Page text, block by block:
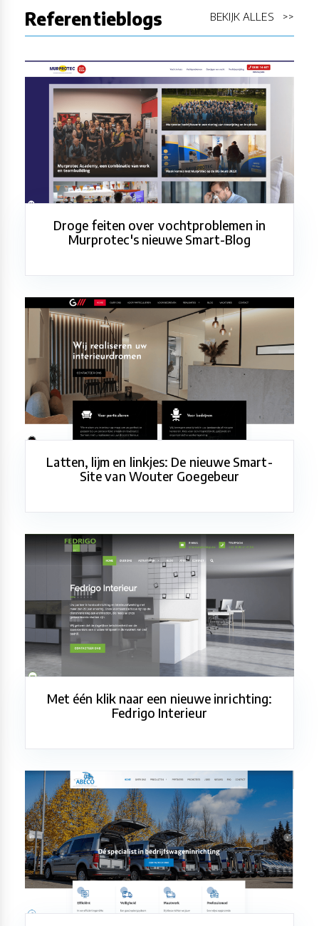
Referentieblogs BEKIJK ALLES >>
Droge feiten over vochtproblemen in
Murprotec's nieuwe Smart-Blog
Latten, lijm en linkjes: De nieuwe Smart-
Site van Wouter Goegebeur
Met één klik naar een nieuwe inrichting:
Fedrigo Interieur